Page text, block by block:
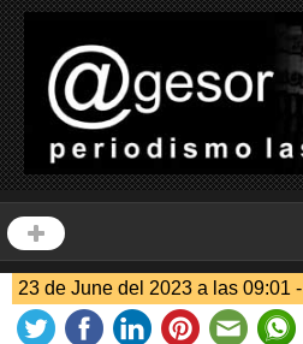
23 de June del 2023 a las 09:01 -